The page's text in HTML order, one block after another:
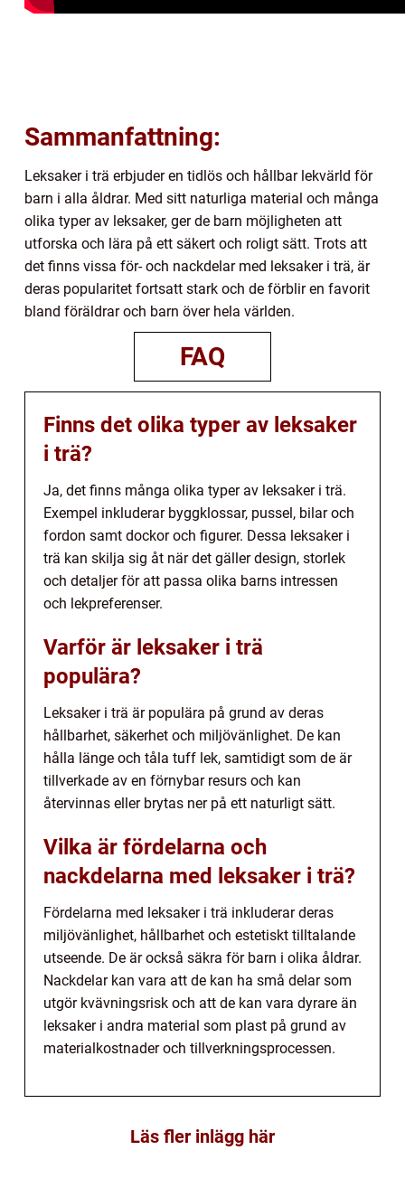
Sammanfattning:
Leksaker i trä erbjuder en tidlös och hållbar lekvärld för
barn i alla åldrar. Med sitt naturliga material och många
olika typer av leksaker, ger de barn möjligheten att
utforska och lära på ett säkert och roligt sätt. Trots att
det finns vissa för- och nackdelar med leksaker i trä, är
deras popularitet fortsatt stark och de förblir en favorit
bland föräldrar och barn över hela världen.
FAQ
Finns det olika typer av leksaker
i trä?
Ja, det finns många olika typer av leksaker i trä.
Exempel inkluderar byggklossar, pussel, bilar och
fordon samt dockor och figurer. Dessa leksaker i
trä kan skilja sig åt när det gäller design, storlek
och detaljer för att passa olika barns intressen
och lekpreferenser.
Varför är leksaker i trä
populära?
Leksaker i trä är populära på grund av deras
hållbarhet, säkerhet och miljövänlighet. De kan
hålla länge och tåla tuff lek, samtidigt som de är
tillverkade av en förnybar resurs och kan
återvinnas eller brytas ner på ett naturligt sätt.
Vilka är fördelarna och
nackdelarna med leksaker i trä?
Fördelarna med leksaker i trä inkluderar deras
miljövänlighet, hållbarhet och estetiskt tilltalande
utseende. De är också säkra för barn i olika åldrar.
Nackdelar kan vara att de kan ha små delar som
utgör kvävningsrisk och att de kan vara dyrare än
leksaker i andra material som plast på grund av
materialkostnader och tillverkningsprocessen.
Läs fler inlägg här